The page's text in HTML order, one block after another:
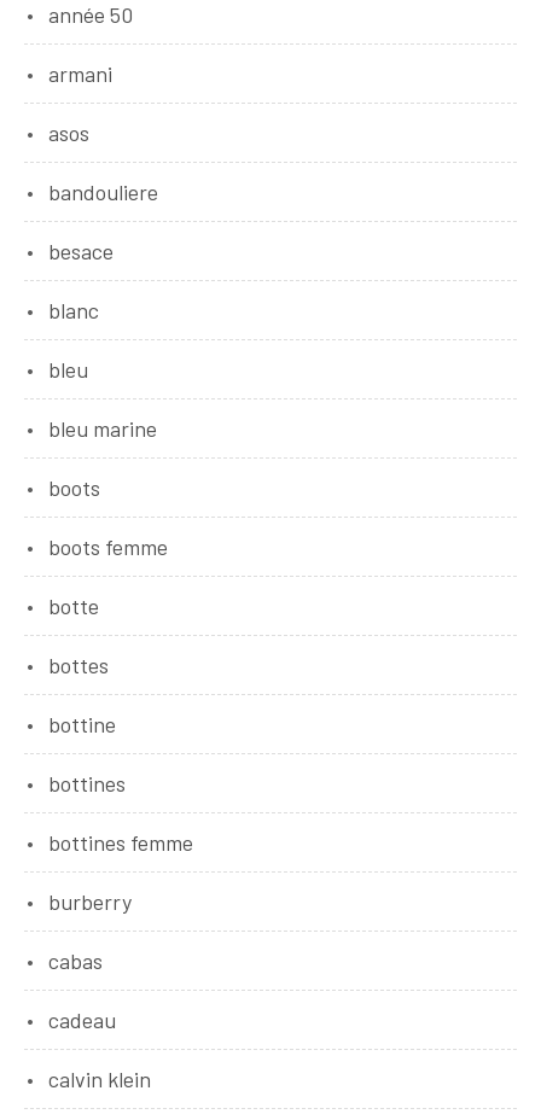
année 50
armani
asos
bandouliere
besace
blanc
bleu
bleu marine
boots
boots femme
botte
bottes
bottine
bottines
bottines femme
burberry
cabas
cadeau
calvin klein